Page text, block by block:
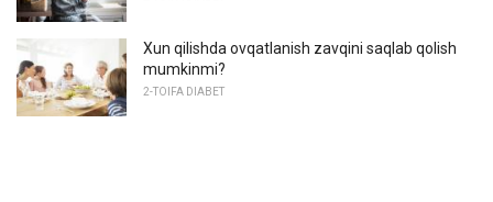
Xun qilishda ovqatlanish zavqini saqlab qolish
mumkinmi?
2-TOIFA DIABET